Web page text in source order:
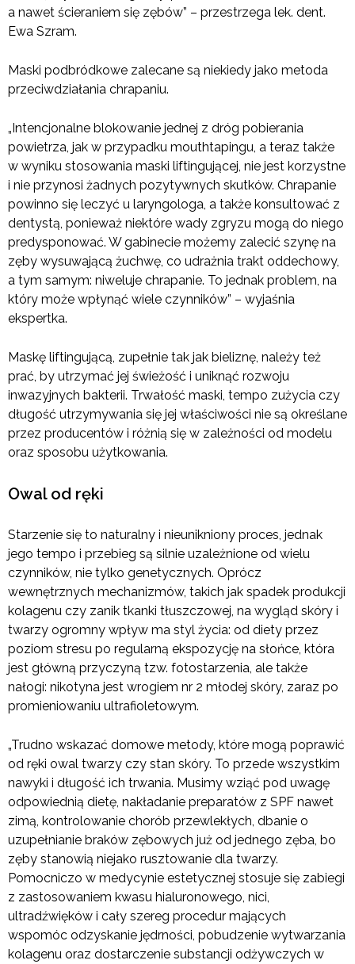
a nawet ścieraniem się zębów” – przestrzega lek. dent.
Ewa Szram.
Maski podbródkowe zalecane są niekiedy jako metoda
przeciwdziałania chrapaniu.
„Intencjonalne blokowanie jednej z dróg pobierania
powietrza, jak w przypadku mouthtapingu, a teraz także
w wyniku stosowania maski liftingującej, nie jest korzystne
i nie przynosi żadnych pozytywnych skutków. Chrapanie
powinno się leczyć u laryngologa, a także konsultować z
dentystą, ponieważ niektóre wady zgryzu mogą do niego
predysponować. W gabinecie możemy zalecić szynę na
zęby wysuwającą żuchwę, co udrażnia trakt oddechowy,
a tym samym: niweluje chrapanie. To jednak problem, na
który może wpłynąć wiele czynników” – wyjaśnia
ekspertka.
Maskę liftingującą, zupełnie tak jak bieliznę, należy też
prać, by utrzymać jej świeżość i uniknąć rozwoju
inwazyjnych bakterii. Trwałość maski, tempo zużycia czy
długość utrzymywania się jej właściwości nie są określane
przez producentów i różnią się w zależności od modelu
oraz sposobu użytkowania.
Owal od ręki
Starzenie się to naturalny i nieunikniony proces, jednak
jego tempo i przebieg są silnie uzależnione od wielu
czynników, nie tylko genetycznych. Oprócz
wewnętrznych mechanizmów, takich jak spadek produkcji
kolagenu czy zanik tkanki tłuszczowej, na wygląd skóry i
twarzy ogromny wpływ ma styl życia: od diety przez
poziom stresu po regularną ekspozycję na słońce, która
jest główną przyczyną tzw. fotostarzenia, ale także
nałogi: nikotyna jest wrogiem nr 2 młodej skóry, zaraz po
promieniowaniu ultrafioletowym.
„Trudno wskazać domowe metody, które mogą poprawić
od ręki owal twarzy czy stan skóry. To przede wszystkim
nawyki i długość ich trwania. Musimy wziąć pod uwagę
odpowiednią dietę, nakładanie preparatów z SPF nawet
zimą, kontrolowanie chorób przewlekłych, dbanie o
uzupełnianie braków zębowych już od jednego zęba, bo
zęby stanowią niejako rusztowanie dla twarzy.
Pomocniczo w medycynie estetycznej stosuje się zabiegi
z zastosowaniem kwasu hialuronowego, nici,
ultradźwięków i cały szereg procedur mających
wspomóc odzyskanie jędrności, pobudzenie wytwarzania
kolagenu oraz dostarczenie substancji odżywczych w